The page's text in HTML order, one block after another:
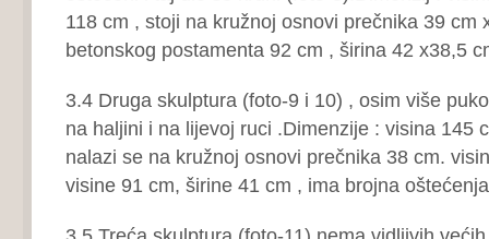
118 cm , stoji na kružnoj osnovi prečnika 39 cm
betonskog postamenta 92 cm , širina 42 x38,5
3.4 Druga skulptura (foto-9 i 10) , osim više
na haljini i na lijevoj ruci .Dimenzije : visina 145
nalazi se na kružnoj osnovi prečnika 38 cm.
visine 91 cm, širine 41 cm , ima brojna oštećenja